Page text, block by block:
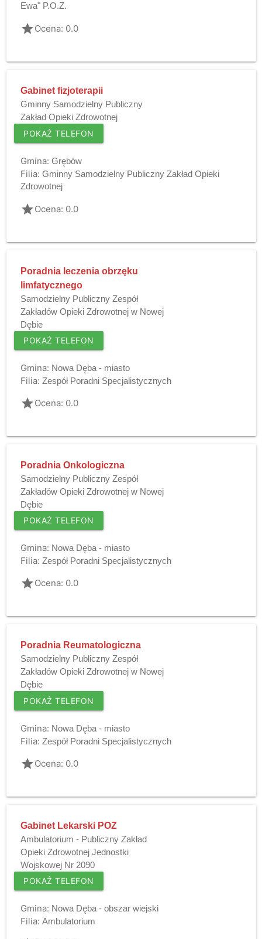
Ewa" P.O.Z.
gradeOcena: 0.0
Gabinet fizjoterapii
Gminny Samodzielny Publiczny
Zakład Opieki Zdrowotnej
POKAŻ TELEFON
Gmina: Grębów
Filia: Gminny Samodzielny Publiczny Zakład Opieki
Zdrowotnej
gradeOcena: 0.0
Poradnia leczenia obrzęku
limfatycznego
Samodzielny Publiczny Zespół
Zakładów Opieki Zdrowotnej w Nowej
Dębie
POKAŻ TELEFON
Gmina: Nowa Dęba - miasto
Filia: Zespół Poradni Specjalistycznych
gradeOcena: 0.0
Poradnia Onkologiczna
Samodzielny Publiczny Zespół
Zakładów Opieki Zdrowotnej w Nowej
Dębie
POKAŻ TELEFON
Gmina: Nowa Dęba - miasto
Filia: Zespół Poradni Specjalistycznych
gradeOcena: 0.0
Poradnia Reumatologiczna
Samodzielny Publiczny Zespół
Zakładów Opieki Zdrowotnej w Nowej
Dębie
POKAŻ TELEFON
Gmina: Nowa Dęba - miasto
Filia: Zespół Poradni Specjalistycznych
gradeOcena: 0.0
Gabinet Lekarski POZ
Ambulatorium - Publiczny Zakład
Opieki Zdrowotnej Jednostki
Wojskowej Nr 2090
POKAŻ TELEFON
Gmina: Nowa Dęba - obszar wiejski
Filia: Ambulatorium